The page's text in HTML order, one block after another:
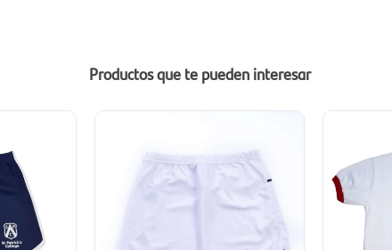
Productos que te pueden interesar